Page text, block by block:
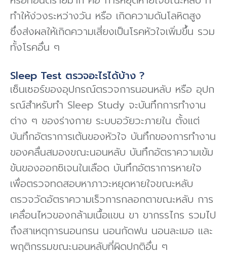
ทําให้ง่วงระหว่างวัน หรือ เกิดความดันโลหิตสูง
ซึ่งส่งผลให้เกิดความเสี่ยงเป็นโรคหัวใจเพิ่มขึ้น รวม
ทั้งโรคอื่น ๆ
Sleep Test ตรวจอะไรได้บ้าง ?
เซ็นเซอร์ของอุปกรณ์ตรวจการนอนหลับ หรือ อุปก
รณ์สําหรับทำ Sleep Study จะบันทึกการทํางาน
ต่าง ๆ ของร่างกาย ระบบอวัยวะภายใน ตั้งแต่
บันทึกอัตราการเต้นของหัวใจ บันทึกของการทํางาน
ของคลื่นสมองขณะนอนหลับ บันทึกอัตราความเข้ม
ข้นของออกซิเจนในเลือด บันทึกอัตราการหายใจ
เพื่อตรวจทดสอบหาภาวะหยุดหายใจขณะหลับ
ตรวจวัดอัตราความเร็วการกลอกตาขณะหลับ การ
เคลื่อนไหวของกล้ามเนื้อแขน ขา ขากรรไกร รวมไป
ถึงสาเหตุการนอนกรน นอนกัดฟน นอนละเมอ และ
พฤติกรรมขณะนอนหลับที่ผิดปกติอื่น ๆ